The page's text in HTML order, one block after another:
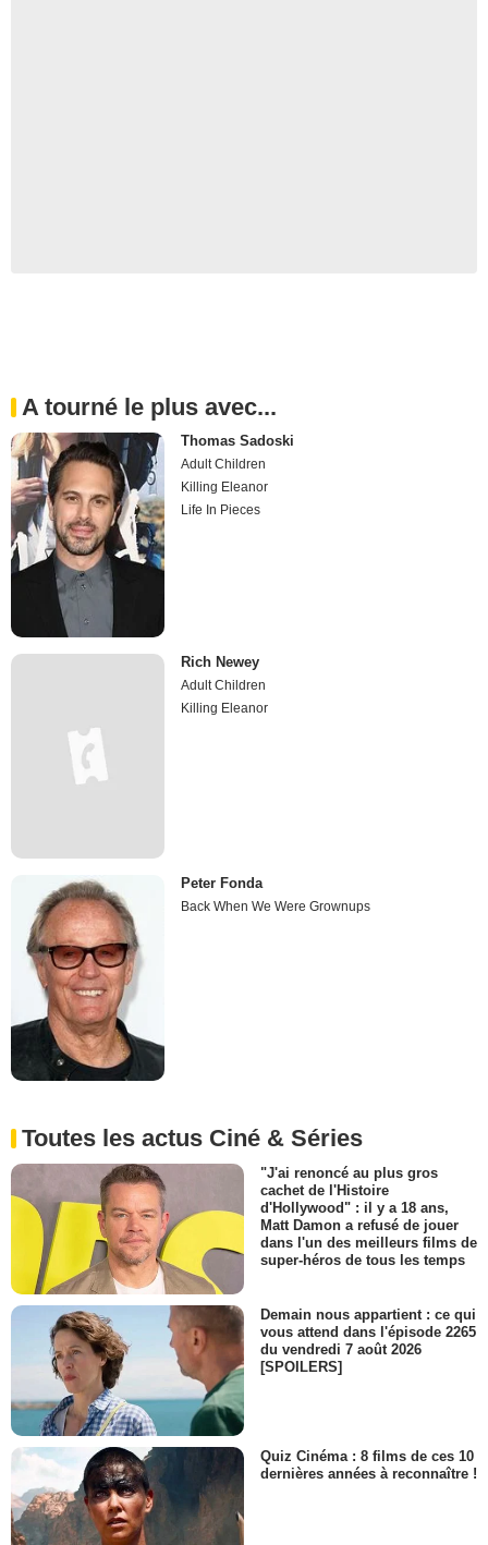
A tourné le plus avec...
Thomas Sadoski
Adult Children
Killing Eleanor
Life In Pieces
Rich Newey
Adult Children
Killing Eleanor
Peter Fonda
Back When We Were Grownups
Toutes les actus Ciné & Séries
"J'ai renoncé au plus gros
cachet de l'Histoire
d'Hollywood" : il y a 18 ans,
Matt Damon a refusé de jouer
dans l'un des meilleurs films de
super-héros de tous les temps
Demain nous appartient : ce qui
vous attend dans l'épisode 2265
du vendredi 7 août 2026
[SPOILERS]
Quiz Cinéma : 8 films de ces 10
dernières années à reconnaître !